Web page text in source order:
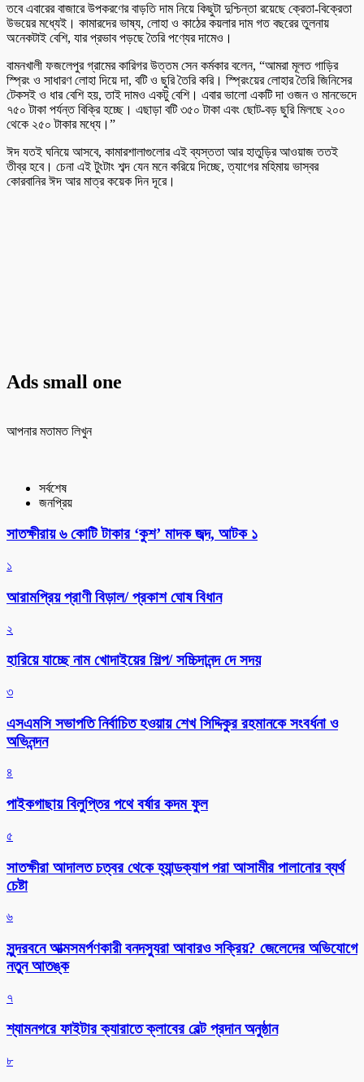
তবে এবারের বাজারে উপকরণের বাড়তি দাম নিয়ে কিছুটা দুশ্চিন্তা রয়েছে ক্রেতা-বিক্রেতা
উভয়ের মধ্যেই। কামারদের ভাষ্য, লোহা ও কাঠের কয়লার দাম গত বছরের তুলনায়
অনেকটাই বেশি, যার প্রভাব পড়ছে তৈরি পণ্যের দামেও।
বামনখালী ফজলেপুর গ্রামের কারিগর উত্তম সেন কর্মকার বলেন, “আমরা মূলত গাড়ির
স্প্রিং ও সাধারণ লোহা দিয়ে দা, বটি ও ছুরি তৈরি করি। স্প্রিংয়ের লোহার তৈরি জিনিসের
টেকসই ও ধার বেশি হয়, তাই দামও একটু বেশি। এবার ভালো একটি দা ওজন ও মানভেদে
৭৫০ টাকা পর্যন্ত বিক্রি হচ্ছে। এছাড়া বটি ৩৫০ টাকা এবং ছোট-বড় ছুরি মিলছে ২০০
থেকে ২৫০ টাকার মধ্যে।”
ঈদ যতই ঘনিয়ে আসবে, কামারশালাগুলোর এই ব্যস্ততা আর হাতুড়ির আওয়াজ ততই
তীব্র হবে। চেনা এই টুংটাং শব্দ যেন মনে করিয়ে দিচ্ছে, ত্যাগের মহিমায় ভাস্বর
কোরবানির ঈদ আর মাত্র কয়েক দিন দূরে।
Ads small one
আপনার মতামত লিখুন
সর্বশেষ
জনপ্রিয়
সাতক্ষীরায় ৬ কোটি টাকার ‘কুশ’ মাদক জব্দ, আটক ১
১
আরামপ্রিয় প্রাণী বিড়াল/ প্রকাশ ঘোষ বিধান
২
হারিয়ে যাচ্ছে নাম খোদাইয়ের শিল্প/ সচ্চিদানন্দ দে সদয়
৩
এসএমসি সভাপতি নির্বাচিত হওয়ায় শেখ সিদ্দিকুর রহমানকে সংবর্ধনা ও
অভিনন্দন
৪
পাইকগাছায় বিলুপ্তির পথে বর্ষার কদম ফুল
৫
সাতক্ষীরা আদালত চত্বর থেকে হ্যান্ডক্যাপ পরা আসামীর পালানোর ব্যর্থ
চেষ্টা
৬
সুন্দরবনে আত্মসমর্পণকারী বনদস্যুরা আবারও সক্রিয়? জেলেদের অভিযোগে
নতুন আতঙ্ক
৭
শ্যামনগরে ফাইটার ক্যারাতে ক্লাবের বেল্ট প্রদান অনুষ্ঠান
৮